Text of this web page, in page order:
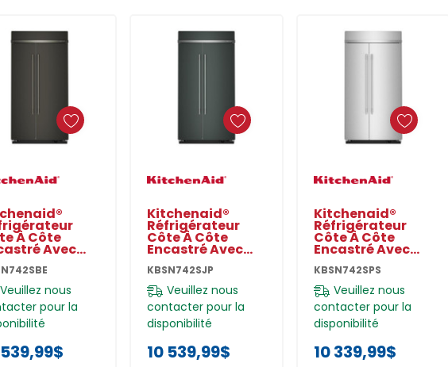
À Côte
Avec
- 25.5 Pi Cu
Veuillez nous
pour la
Kitchenaid®
Réfrigérateur
Côte À Côte
Encastré Avec
42 Po - 25.5 Pi Cu
KBSN742SJP
KBSN742SJP
Veuillez nous
contacter pour la
disponibilité
10 539,99$
Kitchenaid®
Réfrigérateur
Côte À Côte
Encastré Avec
42 Po - 25.5 Pi Cu
KBSN742SPS
KBSN742SPS
Veuillez nous
contacter pour la
disponibilité
10 339,99$